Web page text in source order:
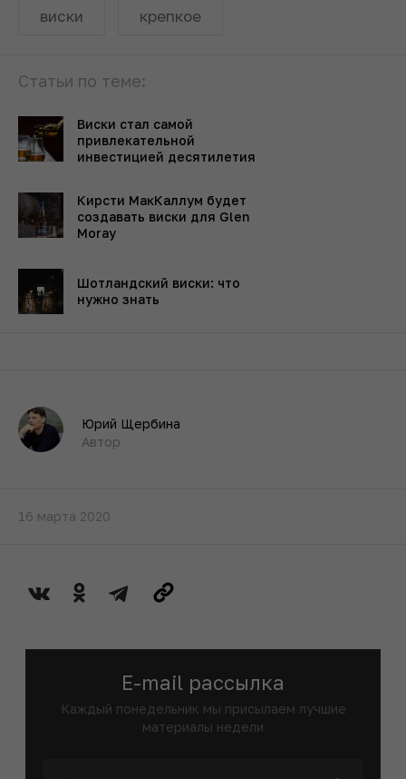
виски крепкое
Статьи по теме:
Виски стал самой
привлекательной
инвестицией десятилетия
Кирсти МакКаллум будет
создавать виски для Glen
Moray
Шотландский виски: что
нужно знать
Юрий Щербина
Автор
16 марта 2020
E-mail рассылка
Каждый понедельник мы присылаем лучшие
материалы недели